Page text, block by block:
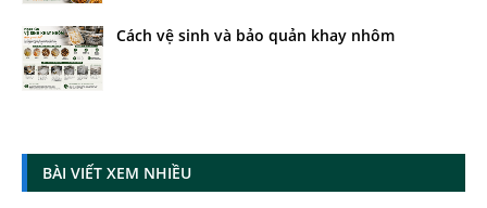
Cách vệ sinh và bảo quản khay nhôm
BÀI VIẾT XEM NHIỀU